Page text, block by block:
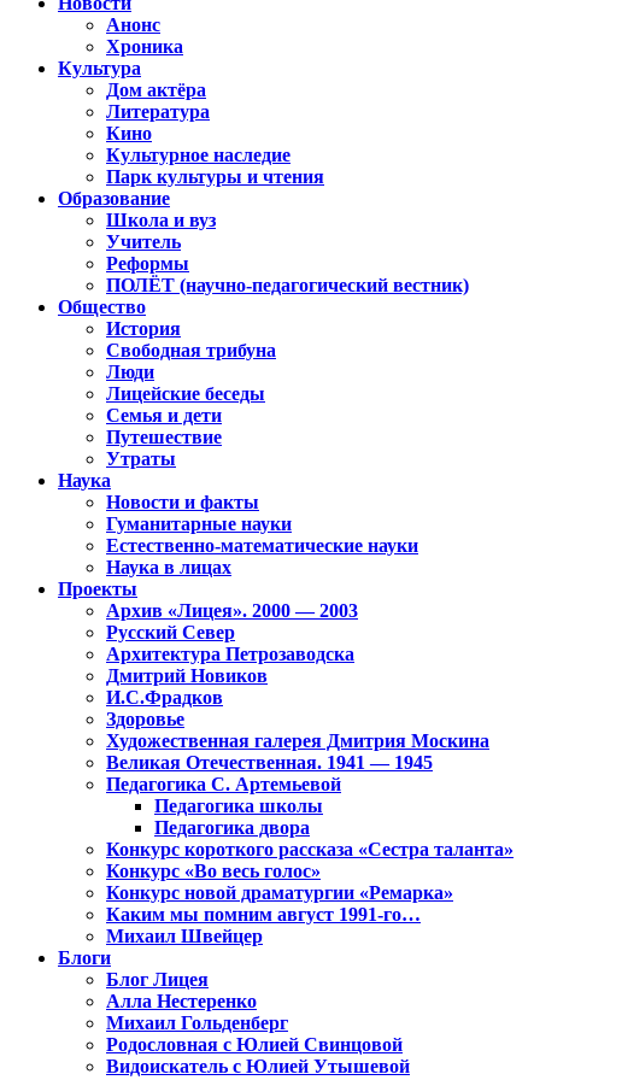
Анонс
Хроника
Культура
Дом актёра
Литература
Кино
Культурное наследие
Парк культуры и чтения
Образование
Школа и вуз
Учитель
Реформы
ПОЛЁТ (научно-педагогический вестник)
Общество
История
Свободная трибуна
Люди
Лицейские беседы
Семья и дети
Путешествие
Утраты
Наука
Новости и факты
Гуманитарные науки
Естественно-математические науки
Наука в лицах
Проекты
Архив «Лицея». 2000 — 2003
Русский Север
Архитектура Петрозаводска
Дмитрий Новиков
И.С.Фрадков
Здоровье
Художественная галерея Дмитрия Москина
Великая Отечественная. 1941 — 1945
Педагогика С. Артемьевой
Педагогика школы
Педагогика двора
Конкурс короткого рассказа «Сестра таланта»
Конкурс «Во весь голос»
Конкурс новой драматургии «Ремарка»
Каким мы помним август 1991-го…
Михаил Швейцер
Блоги
Блог Лицея
Алла Нестеренко
Михаил Гольденберг
Родословная с Юлией Свинцовой
Видоискатель с Юлией Утышевой